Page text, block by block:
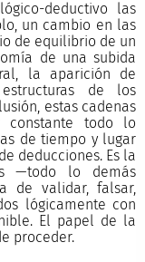
deductivo las
un cambio en las
de equilibrio de un
de una subida
la aparición de
de los
estas cadenas
constante todo lo
de tiempo y lugar
deducciones. Es la
—todo lo demás
de validar, falsar,
lógicamente con
El papel de la
proceder.